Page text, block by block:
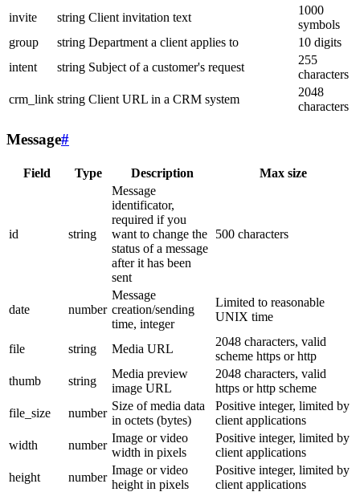
invite
string Client invitation text
1000
symbols
group
string Department a client applies to
10 digits
intent
string Subject of a customer's request
255
characters
crm_link string Client URL in a CRM system
2048
characters
Message#
Field Type Description Max size
id string
Message
identificator,
required if you
want to change the
status of a message
after it has been
sent
500 characters
date number
Message
creation/sending
time, integer
Limited to reasonable
UNIX time
file string Media URL
2048 characters, valid
scheme https or http
thumb
string
Media preview
image URL
2048 characters, valid
https or http scheme
file_size
number
Size of media data
in octets (bytes)
Positive integer, limited by
client applications
width
number
Image or video
width in pixels
Positive integer, limited by
client applications
height
number
Image or video
height in pixels
Positive integer, limited by
client applications